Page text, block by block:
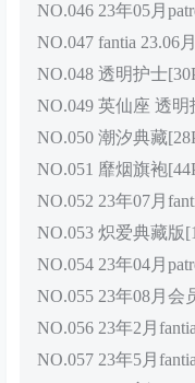
NO.046 23年05月
NO.047 fantia 23.06
NO.048 透明护士
NO.049 英仙座 透明
NO.050 潮汐典藏
NO.051 靡烟旗袍
NO.052 23年07月
NO.053 炽爱典藏版
NO.054 23年04月
NO.055 23年08月会
NO.056 23年2月
NO.057 23年5月